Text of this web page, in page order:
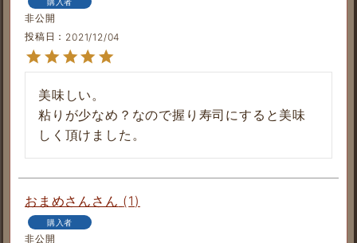
非公開
投稿日
2021/12/04
美味しい。
粘りが少なめ？なので握り寿司にすると美味
しく頂けました。
おまめさん 1
購入者
非公開